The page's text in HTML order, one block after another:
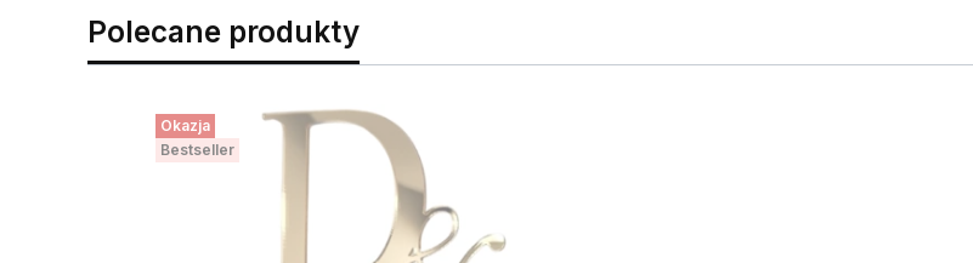
Polecane produkty
Okazja
Bestseller